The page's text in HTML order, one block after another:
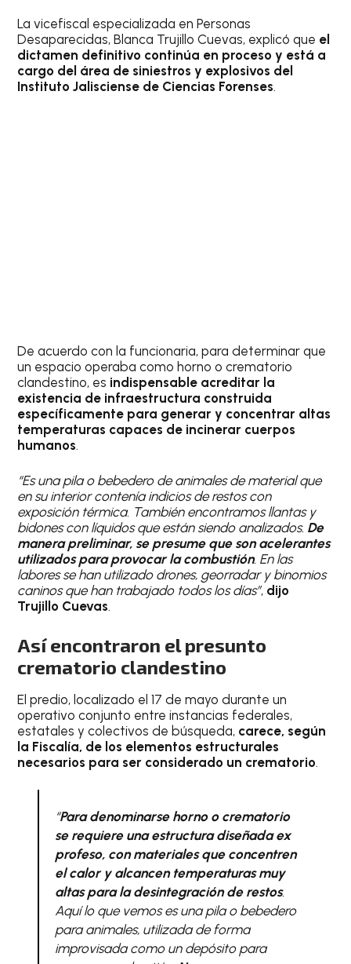
La vicefiscal especializada en Personas
Desaparecidas, Blanca Trujillo Cuevas, explicó que el
dictamen definitivo continúa en proceso y está a
cargo del área de siniestros y explosivos del
Instituto Jalisciense de Ciencias Forenses.
De acuerdo con la funcionaria, para determinar que
un espacio operaba como horno o crematorio
clandestino, es indispensable acreditar la
existencia de infraestructura construida
específicamente para generar y concentrar altas
temperaturas capaces de incinerar cuerpos
humanos.
“Es una pila o bebedero de animales de material que
en su interior contenía indicios de restos con
exposición térmica. También encontramos llantas y
bidones con líquidos que están siendo analizados. De
manera preliminar, se presume que son acelerantes
utilizados para provocar la combustión. En las
labores se han utilizado drones, georradar y binomios
caninos que han trabajado todos los días”, dijo
Trujillo Cuevas.
Así encontraron el presunto
crematorio clandestino
El predio, localizado el 17 de mayo durante un
operativo conjunto entre instancias federales,
estatales y colectivos de búsqueda, carece, según
la Fiscalía, de los elementos estructurales
necesarios para ser considerado un crematorio.
“Para denominarse horno o crematorio
se requiere una estructura diseñada ex
profeso, con materiales que concentren
el calor y alcancen temperaturas muy
altas para la desintegración de restos.
Aquí lo que vemos es una pila o bebedero
para animales, utilizada de forma
improvisada como un depósito para